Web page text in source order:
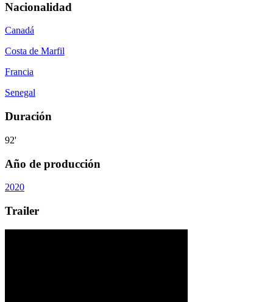
Nacionalidad
Canadá
Costa de Marfil
Francia
Senegal
Duración
92'
Año de producción
2020
Trailer